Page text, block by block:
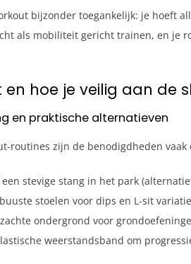
bijzonder toegankelijk: je hoeft
als mobiliteit gericht trainen, en je
hoe je veilig aan de
en praktische alternatieven
routines zijn de benodigdheden vaak
stevige stang in het park
stoelen voor dips en L-sit
ondergrond voor
weerstandsband om